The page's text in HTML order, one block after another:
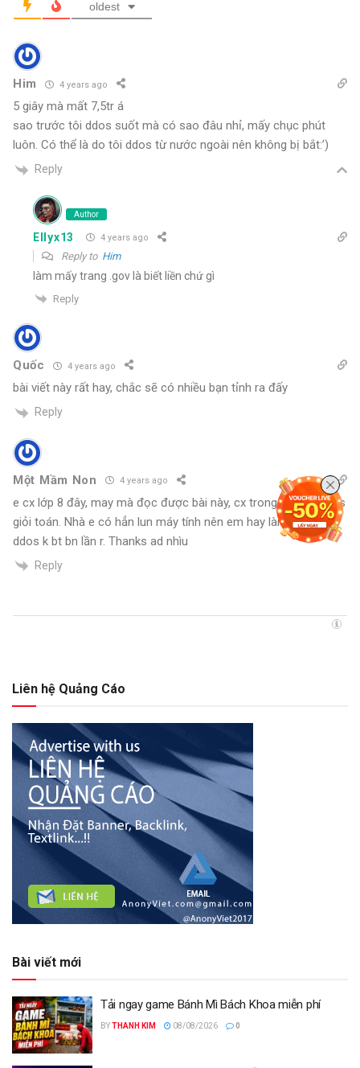
oldest
Him 4 years ago
5 giây mà mất 7,5tr á
sao trước tôi ddos suốt mà có sao đâu nhỉ, mấy chục phút
luôn. Có thể là do tôi ddos từ nước ngoài nên không bị bắt:’)
Reply
Author
Ellyx13 4 years ago
Reply to Him
làm mấy trang .gov là biết liền chứ gì
Reply
Quốc 4 years ago
bài viết này rất hay, chắc sẽ có nhiều bạn tỉnh ra đấy
Reply
Một Mầm Non 4 years ago
e cx lớp 8 đây, may mà đọc được bài này, cx trong đội tuyển hs
giỏi toán. Nhà e có hẳn lun máy tính nên em hay làm mấy cái
ddos k bt bn lần r. Thanks ad nhìu
Reply
Liên hệ Quảng Cáo
Bài viết mới
Tải ngay game Bánh Mì Bách Khoa miễn phí
BYTHANH KIM 08/08/2026 0